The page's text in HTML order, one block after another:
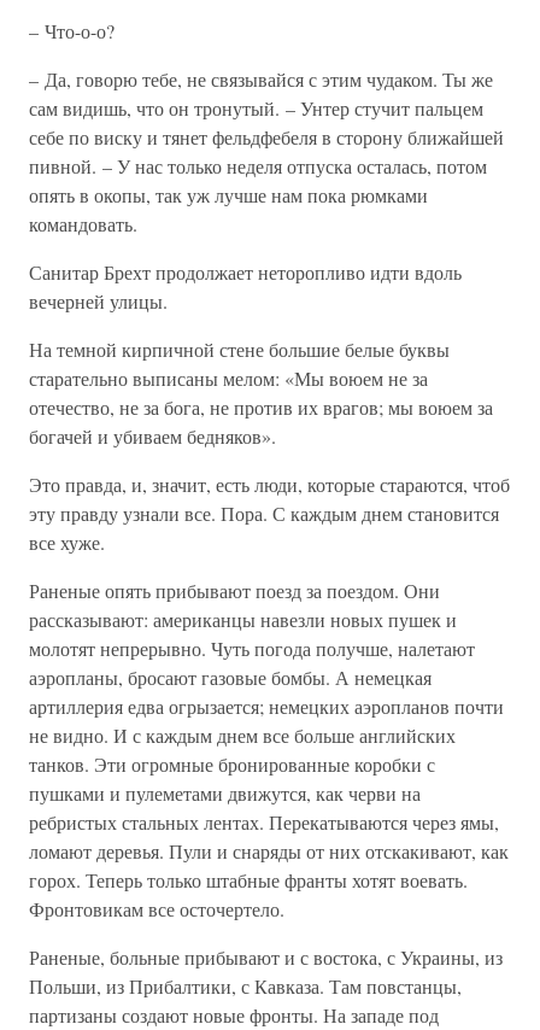
– Что-о-о?
– Да, говорю тебе, не связывайся с этим чудаком. Ты же
сам видишь, что он тронутый. – Унтер стучит пальцем
себе по виску и тянет фельдфебеля в сторону ближайшей
пивной. – У нас только неделя отпуска осталась, потом
опять в окопы, так уж лучше нам пока рюмками
командовать.
Санитар Брехт продолжает неторопливо идти вдоль
вечерней улицы.
На темной кирпичной стене большие белые буквы
старательно выписаны мелом: «Мы воюем не за
отечество, не за бога, не против их врагов; мы воюем за
богачей и убиваем бедняков».
Это правда, и, значит, есть люди, которые стараются, чтоб
эту правду узнали все. Пора. С каждым днем становится
все хуже.
Раненые опять прибывают поезд за поездом. Они
рассказывают: американцы навезли новых пушек и
молотят непрерывно. Чуть погода получше, налетают
аэропланы, бросают газовые бомбы. А немецкая
артиллерия едва огрызается; немецких аэропланов почти
не видно. И с каждым днем все больше английских
танков. Эти огромные бронированные коробки с
пушками и пулеметами движутся, как черви на
ребристых стальных лентах. Перекатываются через ямы,
ломают деревья. Пули и снаряды от них отскакивают, как
горох. Теперь только штабные франты хотят воевать.
Фронтовикам все осточертело.
Раненые, больные прибывают и с востока, с Украины, из
Польши, из Прибалтики, с Кавказа. Там повстанцы,
партизаны создают новые фронты. На западе под